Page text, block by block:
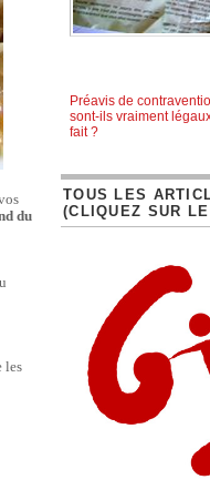
du
les
Préavis de
sont-ils vraiment
fait ?
TOUS LES
(CLIQUEZ SUR